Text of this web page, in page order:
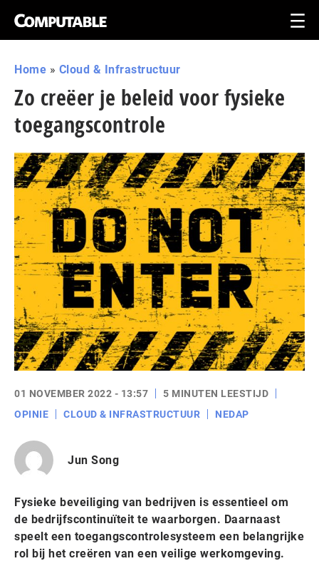
Home » Cloud & Infrastructuur
Zo creëer je beleid voor fysieke
toegangscontrole
01 NOVEMBER 2022 - 13:57
5 MINUTEN LEESTIJD
OPINIE
CLOUD & INFRASTRUCTUUR NEDAP
Jun Song
Fysieke beveiliging van bedrijven is essentieel om
de bedrijfscontinuïteit te waarborgen. Daarnaast
speelt een toegangscontrolesysteem een belangrijke
rol bij het creëren van een veilige werkomgeving.